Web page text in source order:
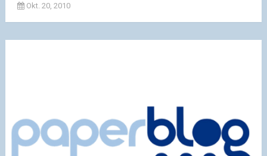
Okt. 20, 2010